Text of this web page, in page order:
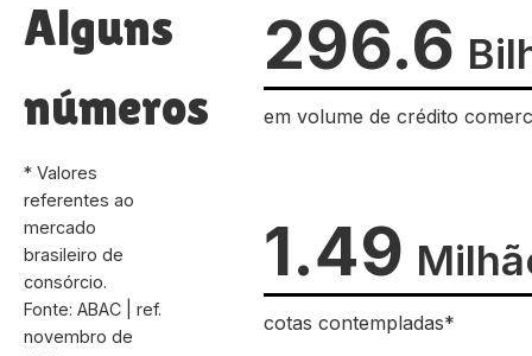
Alguns
números
* Valores
referentes ao
mercado
brasileiro de
consórcio.
Fonte: ABAC | ref.
novembro de
296.6
em volume de crédito
1.49
cotas contempladas*